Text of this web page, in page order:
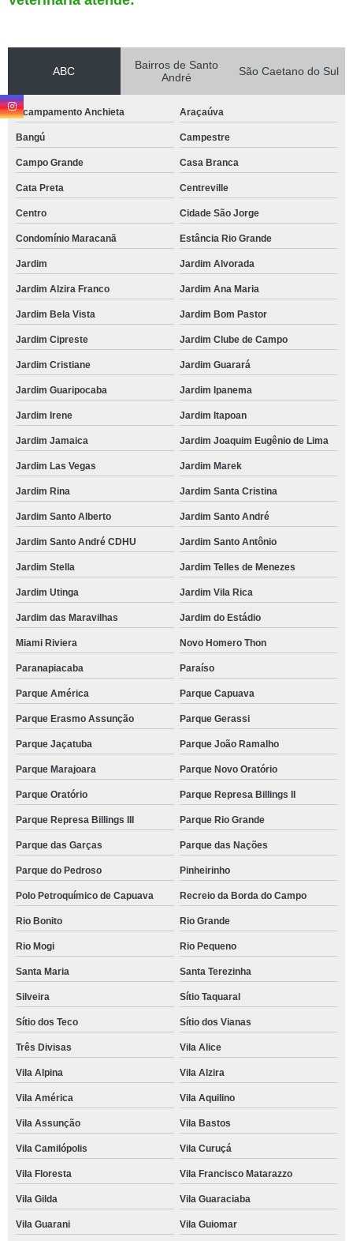
ABC
Bairros de Santo
André
São Caetano do Sul
Acampamento Anchieta Araçaúva
Bangú Campestre
Campo Grande Casa Branca
Cata Preta Centreville
Centro Cidade São Jorge
Condomínio Maracanã Estância Rio Grande
Jardim Jardim Alvorada
Jardim Alzira Franco Jardim Ana Maria
Jardim Bela Vista Jardim Bom Pastor
Jardim Cipreste Jardim Clube de Campo
Jardim Cristiane Jardim Guarará
Jardim Guaripocaba Jardim Ipanema
Jardim Irene Jardim Itapoan
Jardim Jamaica Jardim Joaquim Eugênio de Lima
Jardim Las Vegas Jardim Marek
Jardim Rina Jardim Santa Cristina
Jardim Santo Alberto Jardim Santo André
Jardim Santo André CDHU Jardim Santo Antônio
Jardim Stella Jardim Telles de Menezes
Jardim Utinga Jardim Vila Rica
Jardim das Maravilhas Jardim do Estádio
Miami Riviera Novo Homero Thon
Paranapiacaba Paraíso
Parque América Parque Capuava
Parque Erasmo Assunção Parque Gerassi
Parque Jaçatuba Parque João Ramalho
Parque Marajoara Parque Novo Oratório
Parque Oratório Parque Represa Billings II
Parque Represa Billings III Parque Rio Grande
Parque das Garças Parque das Nações
Parque do Pedroso Pinheirinho
Polo Petroquímico de Capuava Recreio da Borda do Campo
Rio Bonito Rio Grande
Rio Mogi Rio Pequeno
Santa Maria Santa Terezinha
Silveira Sítio Taquaral
Sítio dos Teco Sítio dos Vianas
Três Divisas Vila Alice
Vila Alpina Vila Alzira
Vila América Vila Aquilino
Vila Assunção Vila Bastos
Vila Camilópolis Vila Curuçá
Vila Floresta Vila Francisco Matarazzo
Vila Gilda Vila Guaraciaba
Vila Guarani Vila Guiomar